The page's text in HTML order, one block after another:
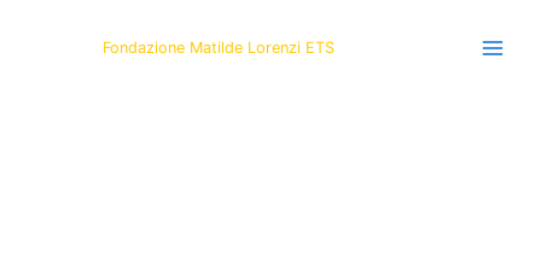
Fondazione Matilde Lorenzi ETS